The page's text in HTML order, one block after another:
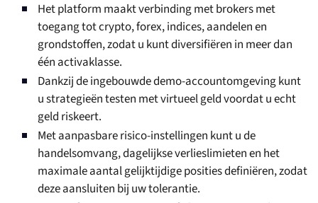
Het platform maakt verbinding met brokers met
toegang tot crypto, forex, indices, aandelen en
grondstoffen, zodat u kunt diversifiëren in meer dan
één activaklasse.
Dankzij de ingebouwde demo-accountomgeving kunt
u strategieën testen met virtueel geld voordat u echt
geld riskeert.
Met aanpasbare risico-instellingen kunt u de
handelsomvang, dagelijkse verlieslimieten en het
maximale aantal gelijktijdige posities definiëren, zodat
deze aansluiten bij uw tolerantie.